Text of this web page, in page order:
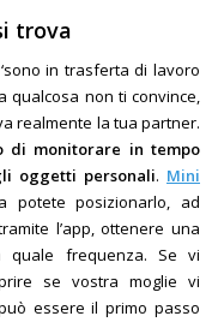
trova
in trasferta di lavoro
qualcosa non ti convince,
realmente la tua partner.
di monitorare in tempo
oggetti personali. Mini
potete posizionarlo, ad
l’app, ottenere una
frequenza. Se vi
se vostra moglie vi
essere il primo passo